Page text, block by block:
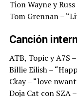
Tion Wayne y
Tom Grennan –
Canción
ATB, Topic y A7S
Billie Eilish –
Ckay – “love
Doja Cat con SZA